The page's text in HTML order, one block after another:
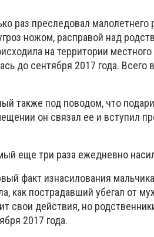
раз преследовал малолетнего
ножом, расправой над
на территории
до сентября 2017 года. Всего
также под поводом, что
он связал ее и вступил
еще три раза ежедневно
факт изнасилования
как пострадавший убегал от
свои действия, но
2017 года.